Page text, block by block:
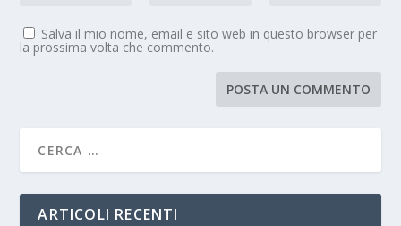
Salva il mio nome, email e sito web in questo browser per
la prossima volta che commento.
ARTICOLI RECENTI